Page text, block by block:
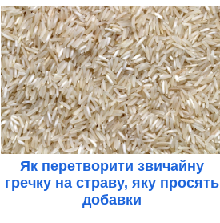
Як перетворити звичайну
гречку на страву, яку просять
добавки